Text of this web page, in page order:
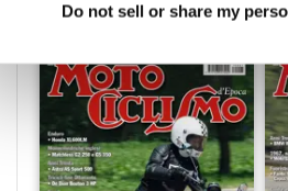
Do not sell or share my
BACK ISSUES